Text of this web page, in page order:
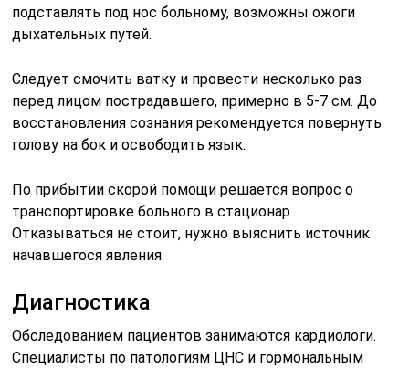
подставлять под нос больному, возможны ожоги
дыхательных путей.
Следует смочить ватку и провести несколько раз
перед лицом пострадавшего, примерно в 5-7 см. До
восстановления сознания рекомендуется повернуть
голову на бок и освободить язык.
По прибытии скорой помощи решается вопрос о
транспортировке больного в стационар.
Отказываться не стоит, нужно выяснить источник
начавшегося явления.
Диагностика
Обследованием пациентов занимаются кардиологи.
Специалисты по патологиям ЦНС и гормональным